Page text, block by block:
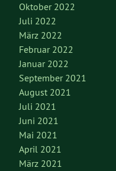
Oktober 2022
Juli 2022
März 2022
Februar 2022
Januar 2022
September 2021
August 2021
Juli 2021
Juni 2021
Mai 2021
April 2021
März 2021